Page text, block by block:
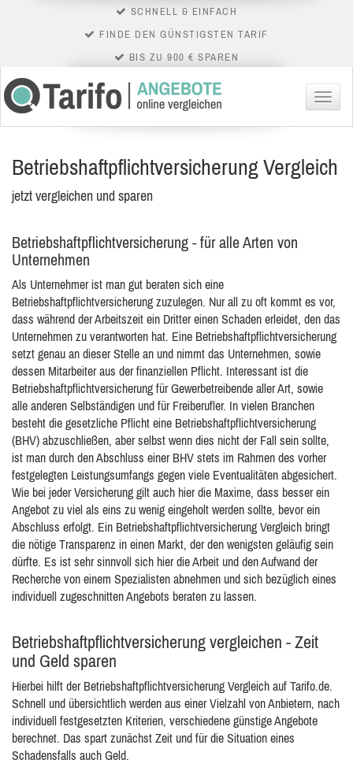
SCHNELL & EINFACH
FINDE DEN GÜNSTIGSTEN TARIF
BIS ZU 900 € SPAREN
Menü
Betriebshaftpflichtversicherung Vergleich
jetzt vergleichen und sparen
Betriebshaftpflichtversicherung - für alle Arten von
Unternehmen
Als Unternehmer ist man gut beraten sich eine
Betriebshaftpflichtversicherung zuzulegen. Nur all zu oft kommt es vor,
dass während der Arbeitszeit ein Dritter einen Schaden erleidet, den das
Unternehmen zu verantworten hat. Eine Betriebshaftpflichtversicherung
setzt genau an dieser Stelle an und nimmt das Unternehmen, sowie
dessen Mitarbeiter aus der finanziellen Pflicht. Interessant ist die
Betriebshaftpflichtversicherung für Gewerbetreibende aller Art, sowie
alle anderen Selbständigen und für Freiberufler. In vielen Branchen
besteht die gesetzliche Pflicht eine Betriebshaftpflichtversicherung
(BHV) abzuschließen, aber selbst wenn dies nicht der Fall sein sollte,
ist man durch den Abschluss einer BHV stets im Rahmen des vorher
festgelegten Leistungsumfangs gegen viele Eventualitäten abgesichert.
Wie bei jeder Versicherung gilt auch hier die Maxime, dass besser ein
Angebot zu viel als eins zu wenig eingeholt werden sollte, bevor ein
Abschluss erfolgt. Ein Betriebshaftpflichtversicherung Vergleich bringt
die nötige Transparenz in einen Markt, der den wenigsten geläufig sein
dürfte. Es ist sehr sinnvoll sich hier die Arbeit und den Aufwand der
Recherche von einem Spezialisten abnehmen und sich bezüglich eines
individuell zugeschnitten Angebots beraten zu lassen.
Betriebshaftpflichtversicherung vergleichen - Zeit
und Geld sparen
Hierbei hilft der Betriebshaftpflichtversicherung Vergleich auf Tarifo.de.
Schnell und übersichtlich werden aus einer Vielzahl von Anbietern, nach
individuell festgesetzten Kriterien, verschiedene günstige Angebote
berechnet. Das spart zunächst Zeit und für die Situation eines
Schadensfalls auch Geld.